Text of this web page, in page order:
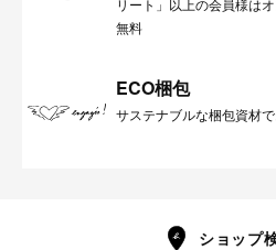
無料
ECO梱包
サステナブルな梱包資材
ショップ